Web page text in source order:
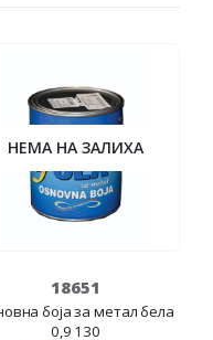
НЕМА НА ЗАЛИХА
18651
боја за метал бела
0,9 130